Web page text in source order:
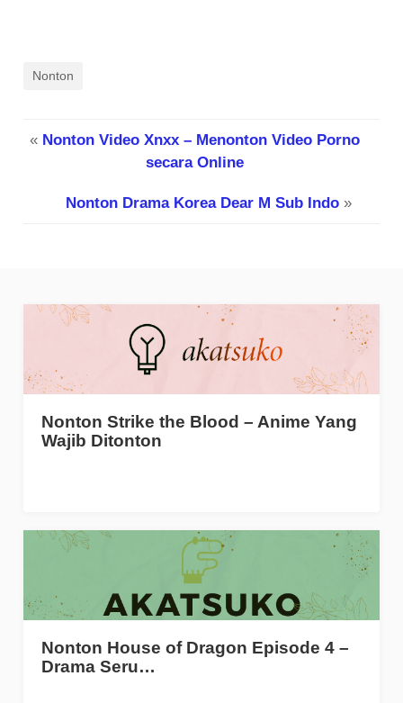
Nonton
« Nonton Video Xnxx – Menonton Video Porno
secara Online
Nonton Drama Korea Dear M Sub Indo»
Nonton Strike the Blood – Anime Yang
Wajib Ditonton
Nonton House of Dragon Episode 4 –
Drama Seru…